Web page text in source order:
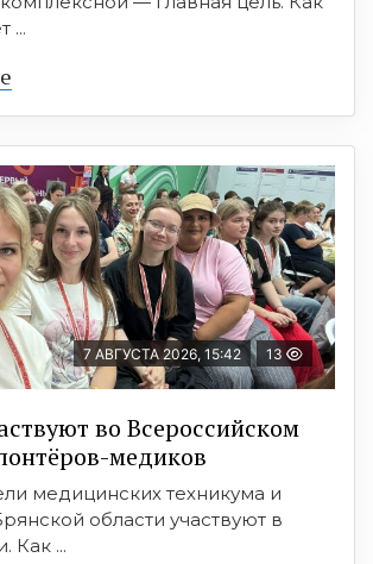
...
7 АВГУСТА 2026, 15:42 13
во Всероссийском
медиков
медицинских техникума и
области участвуют в
Как ...